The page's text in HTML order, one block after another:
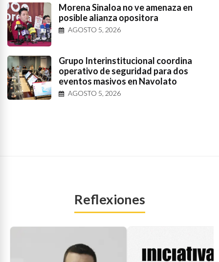
Morena Sinaloa no ve amenaza en
posible alianza opositora
AGOSTO 5, 2026
Grupo Interinstitucional coordina
operativo de seguridad para dos
eventos masivos en Navolato
AGOSTO 5, 2026
Reflexiones